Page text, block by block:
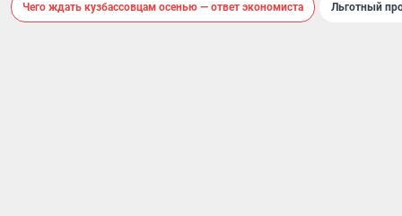
Чего ждать кузбассовцам осенью — ответ экономиста Льготный